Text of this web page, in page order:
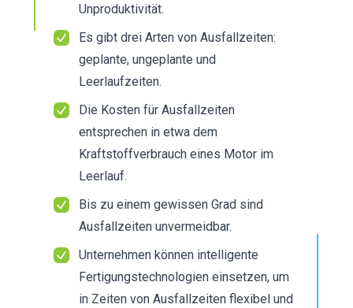
Unproduktivität.
Es gibt drei Arten von Ausfallzeiten:
geplante, ungeplante und
Leerlaufzeiten.
Die Kosten für Ausfallzeiten
entsprechen in etwa dem
Kraftstoffverbrauch eines Motor im
Leerlauf.
Bis zu einem gewissen Grad sind
Ausfallzeiten unvermeidbar.
Unternehmen können intelligente
Fertigungstechnologieneinsetzen, um
in Zeiten von Ausfallzeiten flexibel und